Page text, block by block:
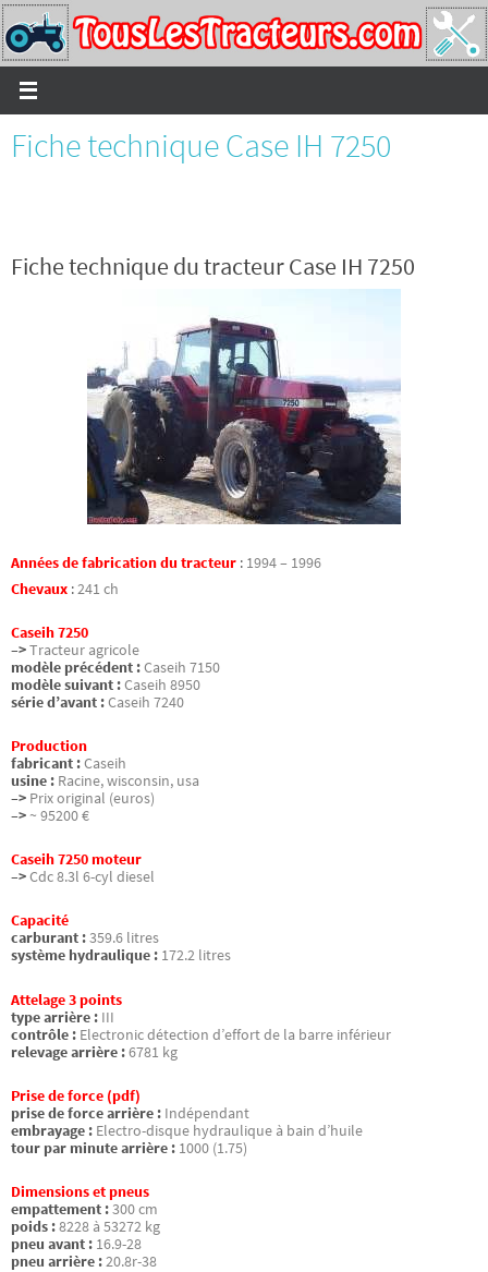
Passer
vers
le
contenu
Fiche technique Case IH 7250
Fiche technique du tracteur Case IH 7250
Années de fabrication du tracteur : 1994 – 1996
Chevaux :241 ch
Caseih 7250
–>Tracteur agricole
modèle précédent :Caseih 7150
modèle suivant :Caseih 8950
série d’avant :Caseih 7240
Production
fabricant :Caseih
usine : Racine, wisconsin, usa
–> Prix original (euros)
–> ~ 95200 €
Caseih 7250 moteur
–>Cdc 8.3l 6-cyl diesel
Capacité
carburant :359.6 litres
système hydraulique : 172.2 litres
Attelage 3 points
type arrière : III
contrôle : Electronic détection d’effort de la barre inférieur
relevage arrière :6781 kg
Prise de force (pdf)
prise de force arrière : Indépendant
embrayage : Electro-disque hydraulique à bain d’huile
tour par minute arrière : 1000 (1.75)
Dimensions et pneus
empattement :300 cm
poids :8228 à 53272 kg
pneu avant : 16.9-28
pneu arrière :20.8r-38